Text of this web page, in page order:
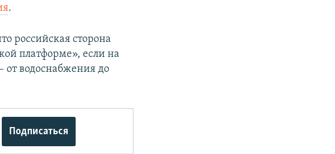
.
российская сторона
платформе», если на
от водоснабжения до
Подписаться